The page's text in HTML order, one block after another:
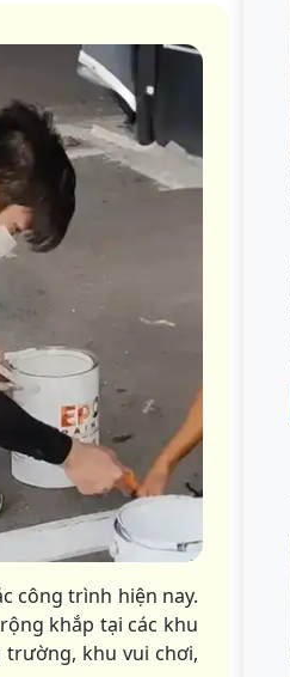
công trình hiện nay.
khắp tại các khu
khu vui chơi,